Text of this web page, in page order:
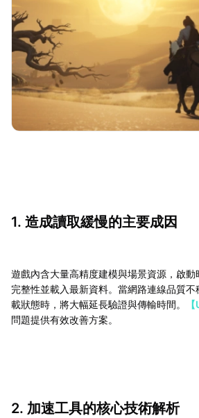
1. 造成讀取緩慢的主要成因
遊戲內含大量高精度建模與場景資源，啟
完整性並載入最新資料。當網路連線品質不
載狀態時，將大幅延長驗證與傳輸時間。
問題提供有效改善方案。
2. 加速工具的核心技術解析